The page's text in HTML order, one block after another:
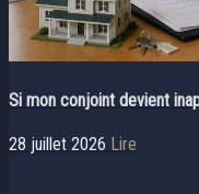
Si mon conjoint devient
28 juillet 2026 Lire